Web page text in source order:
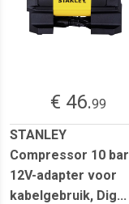
€ 46.99
STANLEY
Compressor 10 bar
12V-adapter voor
kabelgebruik, Dig...